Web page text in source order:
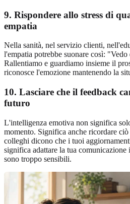
9. Rispondere allo stress di
empatia
Nella sanità, nel servizio clienti,
l'empatia potrebbe suonare così: "Vedo
Rallentiamo e guardiamo insieme il
riconosce l'emozione mantenendo la
10. Lasciare che il feedback
futuro
L'intelligenza emotiva non significa
momento. Significa anche ricordare
colleghi dicono che i tuoi
significa adattare la tua comunicazione
sono troppo sensibili.